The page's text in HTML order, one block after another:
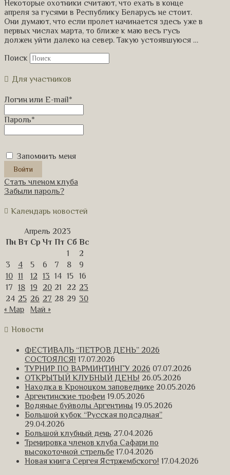
Некоторые охотники считают, что ехать в конце
апреля за гусями в Республику Беларусь не стоит.
Они думают, что если пролет начинается здесь уже в
первых числах марта, то ближе к маю весь гусь
должен уйти далеко на север. Такую устоявшуюся …
Поиск
Для участников
Логин или E-mail*
Пароль*
Запомнить меня
Стать членом клуба
Забыли пароль?
Календарь новостей
Апрель 2023
Пн Вт Ср Чт Пт Сб Вс
1
2
3
4 5 6 7 8
9
10 11 12 13 14 15
16
17
18 19 20 21 22 23
24 25 26 27 28 29 30
« Мар
Май »
Новости
ФЕСТИВАЛЬ “ПЕТРОВ ДЕНЬ” 2026
СОСТОЯЛСЯ! 17.07.2026
ТУРНИР ПО ВАРМИНТИНГУ 2026 07.07.2026
ОТКРЫТЫЙ КЛУБНЫЙ ДЕНЬ! 26.05.2026
Находка в Кроноцком заповеднике 20.05.2026
Аргентинские трофеи 19.05.2026
Водяные буйволы Аргентины 19.05.2026
Большой кубок “Русская подсадная”
29.04.2026
Большой клубный день 27.04.2026
Тренировка членов клуба Сафари по
высокоточной стрельбе 17.04.2026
Новая книга Сергея Ястржембского! 17.04.2026